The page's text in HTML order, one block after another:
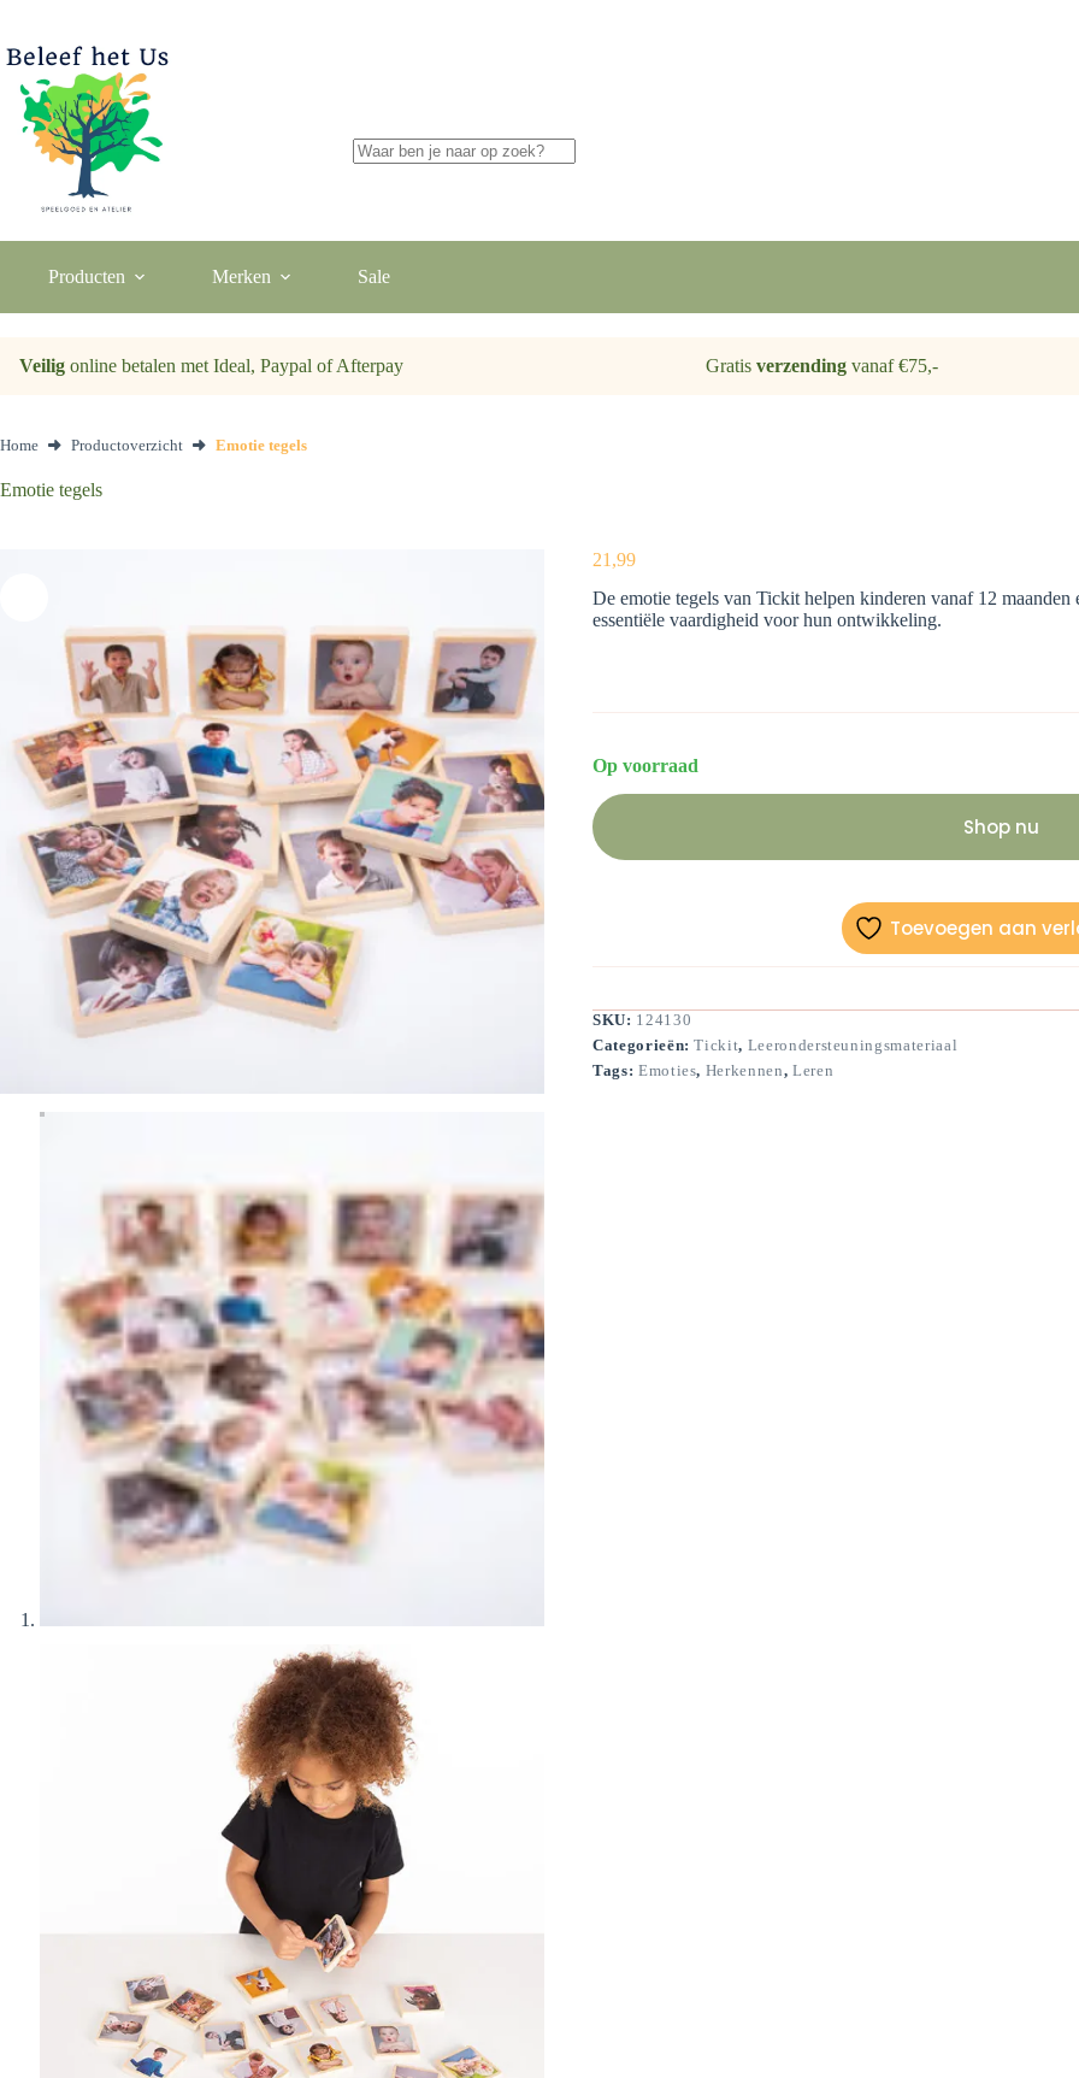
de
inhoud
Producten Merken Sale
Veilig online betalen met Ideal, Paypal of Afterpay Gratis verzendingvanaf €75,-
Home Productoverzicht Emotie tegels
Emotie tegels
21,99
De emotie tegels van Tickit helpen kinderen vanaf 12
essentiële vaardigheid voor hun ontwikkeling.
Op voorraad
Shop nu
Toevoegen aan
SKU: 124130
Categorieën:Tickit, Leerondersteuningsmateriaal
Tags: Emoties, Herkennen, Leren